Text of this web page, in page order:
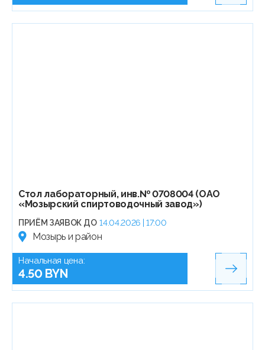
Стол лабораторный, инв.№ 0708004 (ОАО
«Мозырский спиртоводочный завод»)
ПРИЁМ ЗАЯВОК ДО 14.04.2026 | 17:00
Мозырь и район
Начальная цена:
4.50 BYN